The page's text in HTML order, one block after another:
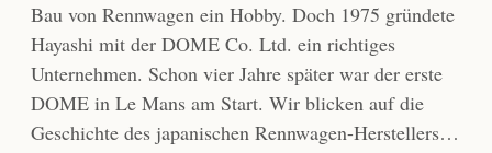
Bau von Rennwagen ein Hobby. Doch 1975 gründete
Hayashi mit der DOME Co. Ltd. ein richtiges
Unternehmen. Schon vier Jahre später war der erste
DOME in Le Mans am Start. Wir blicken auf die
Geschichte des japanischen Rennwagen-Herstellers…